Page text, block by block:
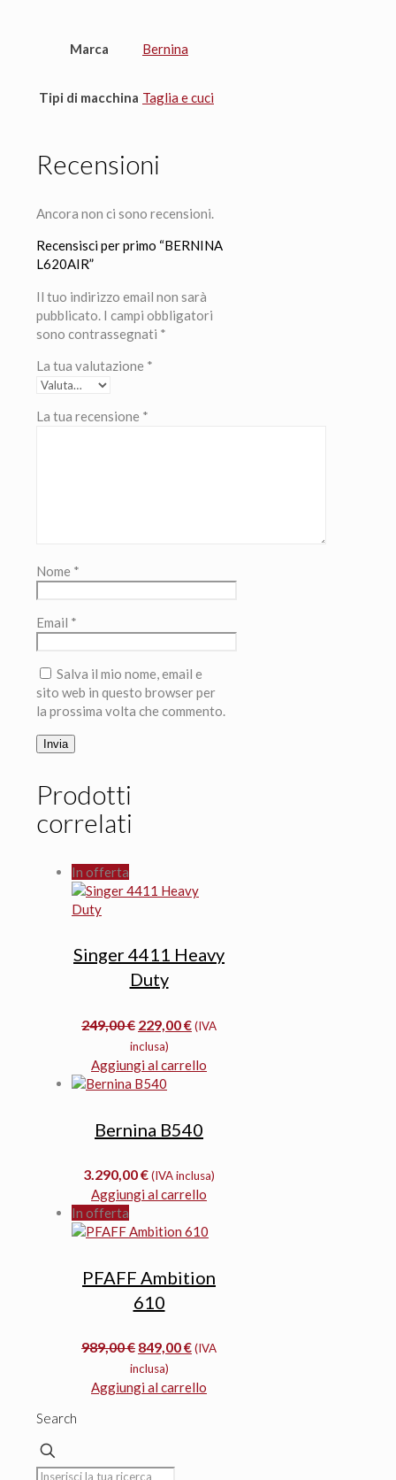
Marca Bernina
Tipi di macchina Taglia e cuci
Recensioni
Ancora non ci sono recensioni.
Recensisci per primo “BERNINA
L620AIR”
Il tuo indirizzo email non sarà
pubblicato. I campi obbligatori
sono contrassegnati *
La tua valutazione *
La tua recensione *
Nome *
Email *
Salva il mio nome, email e
sito web in questo browser per
la prossima volta che commento.
Prodotti
correlati
In offerta
Singer 4411 Heavy
Duty
249,00€ Il
prezzo
originale
era:
229,00€Il
attuale
(IVA
inclusa)
Aggiungi al carrello
Bernina B540
3.290,00€(IVA inclusa)
Aggiungi al carrello
In offerta
PFAFF Ambition
610
989,00€ Il
prezzo
originale
849,00€Il
attuale
(IVA
inclusa)
Aggiungi al carrello
Search